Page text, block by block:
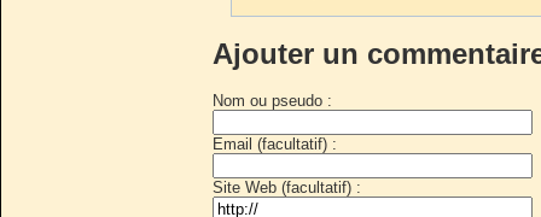
Ajouter un
Nom ou pseudo :
Email (facultatif) :
Site Web (facultatif) :